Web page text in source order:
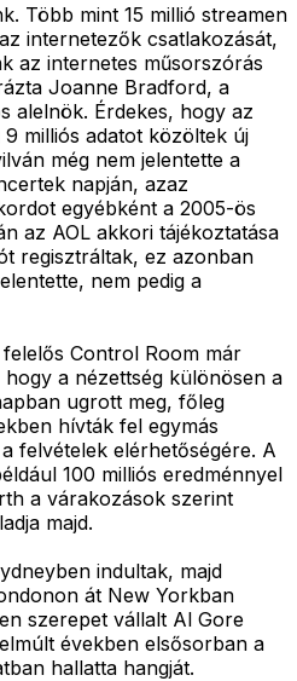
Több mint 15 millió streamen
internetezők csatlakozását,
az internetes műsorszórás
Joanne Bradford, a
alelnök. Érdekes, hogy az
milliós adatot közöltek új
még nem jelentette a
napján, azaz
egyébként a 2005-ös
az AOL akkori tájékoztatása
regisztráltak, ez azonban
nem pedig a
Control Room már
a nézettség különösen a
ugrott meg, főleg
hívták fel egymás
felvételek elérhetőségére. A
100 milliós eredménnyel
a várakozások szerint
majd.
indultak, majd
át New Yorkban
szerepet vállalt Al Gore
években elsősorban a
hallatta hangját.